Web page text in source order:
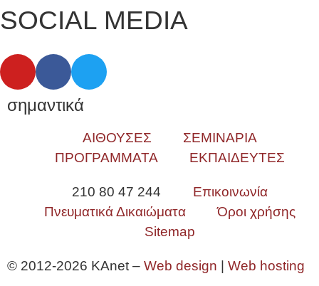
SOCIAL MEDIA
σημαντικά
ΑΙΘΟΥΣΕΣ
ΣΕΜΙΝΑΡΙΑ
ΠΡΟΓΡΑΜΜΑΤΑ
ΕΚΠΑΙΔΕΥΤΕΣ
210 80 47 244
Επικοινωνία
Πνευματικά Δικαιώματα
Όροι χρήσης
Sitemap
© 2012-2026 KAnet – Web design Web hosting